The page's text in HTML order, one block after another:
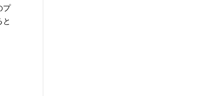
プ